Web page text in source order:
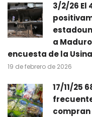
3/2/26 El
a
encuesta de la Usina
19 de febrero de 2026
17/11/25
compran